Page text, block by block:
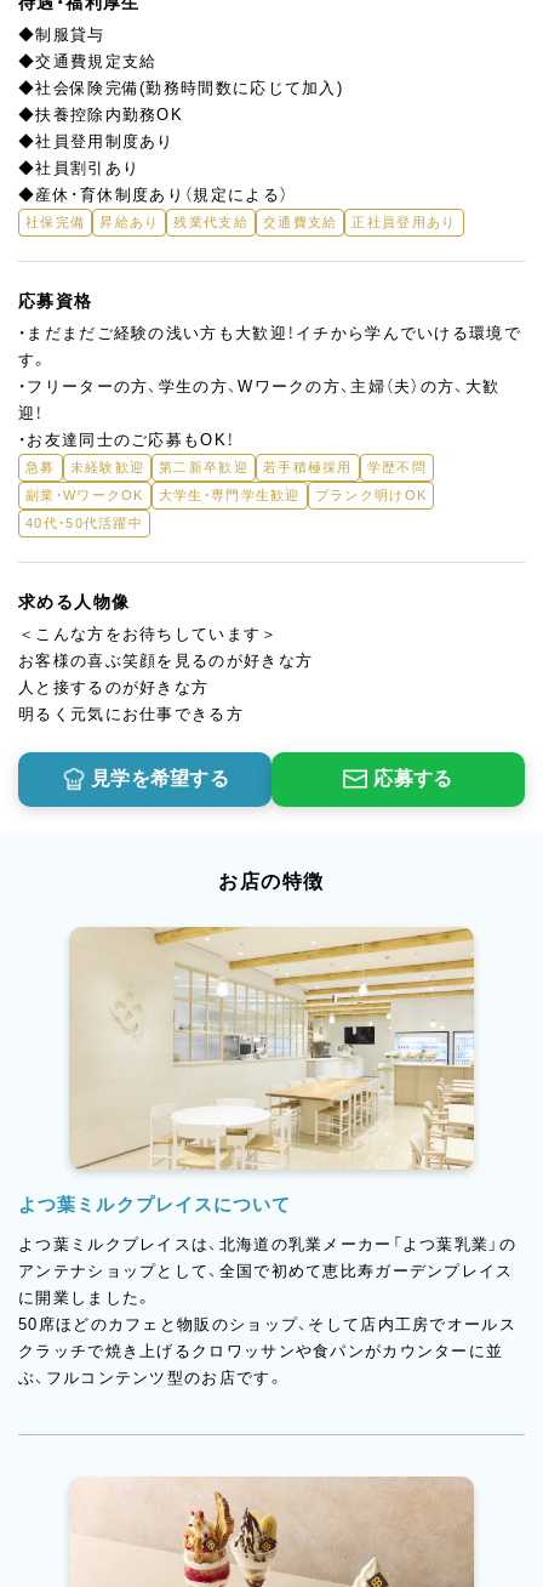
◆制服貸与
◆交通費規定支給
◆社会保険完備(勤務時間数に応じて加入)
◆扶養控除内勤務OK
◆社員登用制度あり
◆社員割引あり
◆産休･育休制度あり（規定による）
社保完備 昇給あり 残業代支給 交通費支給 正社員登用あり
応募資格
・まだまだご経験の浅い方も大歓迎！イチから学んでいける環境で
す。
・フリーターの方、学生の方、Wワークの方、主婦（夫）の方、大歓
迎！
・お友達同士のご応募もOK！
急募 未経験歓迎 第二新卒歓迎 若手積極採用
学歴不問
副業・WワークOK
大学生・専門学生歓迎
ブランク明けOK
40代・50代活躍中
求める人物像
＜こんな方をお待ちしています＞
お客様の喜ぶ笑顔を見るのが好きな方
人と接するのが好きな方
明るく元気にお仕事できる方
見学を希望する 応募する
お店の特徴
よつ葉ミルクプレイスについて
よつ葉ミルクプレイスは、北海道の乳業メーカー「よつ葉乳業」の
アンテナショップとして、全国で初めて恵比寿ガーデンプレイス
に開業しました。
50席ほどのカフェと物販のショップ、そして店内工房でオールス
クラッチで焼き上げるクロワッサンや食パンがカウンターに並
ぶ、フルコンテンツ型のお店です。